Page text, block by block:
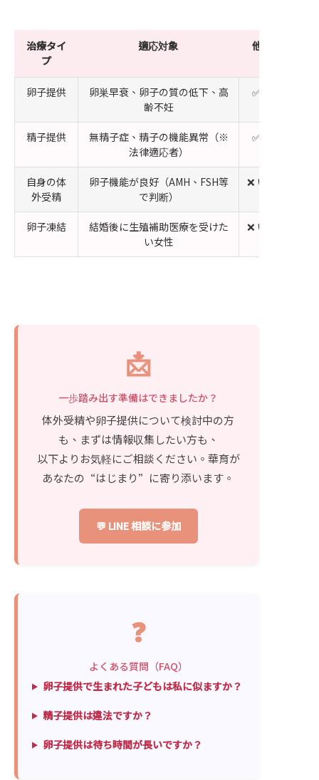
治療タイ
プ
適応対象
他人の卵子／
卵子提供
卵巣早衰、卵子の質の低下、高
齢不妊
✅ はい（卵子
精子提供
無精子症、精子の機能異常（※
法律適応者）
✅ はい（精子
自身の体
外受精
卵子機能が良好（AMH、FSH等
で判断）
❌ いいえ（自
卵子凍結
結婚後に生殖補助医療を受けた
い女性
❌ いいえ（自
📩
一歩踏み出す準備はできましたか？
体外受精や卵子提供について検討中の方
も、まずは情報収集したい方も、
以下よりお気軽にご相談ください。華育が
あなたの“はじまり”に寄り添います。
💬 LINE 相談に参加
❓
よくある質問（FAQ）
卵子提供で生まれた子どもは私に似ますか？
精子提供は違法ですか？
卵子提供は待ち時間が長いですか？